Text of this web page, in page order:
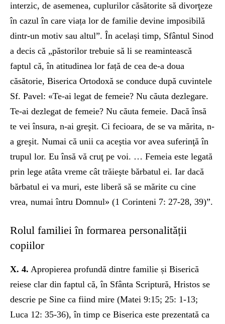
interzic, de asemenea, cuplurilor căsătorite să divorţeze
în cazul în care viața lor de familie devine imposibilă
dintr-un motiv sau altul”. În același timp, Sfântul Sinod
a decis că „păstorilor trebuie să li se reamintească
faptul că, în atitudinea lor față de cea de-a doua
căsătorie, Biserica Ortodoxă se conduce după cuvintele
Sf. Pavel: «Te-ai legat de femeie? Nu căuta dezlegare.
Te-ai dezlegat de femeie? Nu căuta femeie. Dacă însă
te vei însura, n-ai greşit. Ci fecioara, de se va mărita, n-
a greşit. Numai că unii ca aceştia vor avea suferinţă în
trupul lor. Eu însă vă cruţ pe voi. … Femeia este legată
prin lege atâta vreme cât trăieşte bărbatul ei. Iar dacă
bărbatul ei va muri, este liberă să se mărite cu cine
vrea, numai întru Domnul» (1 Corinteni 7: 27-28, 39)”.
Rolul familiei în formarea personalității
copiilor
X. 4. Apropierea profundă dintre familie și Biserică
reiese clar din faptul că, în Sfânta Scriptură, Hristos se
descrie pe Sine ca fiind mire (Matei 9:15; 25: 1-13;
Luca 12: 35-36), în timp ce Biserica este prezentată ca